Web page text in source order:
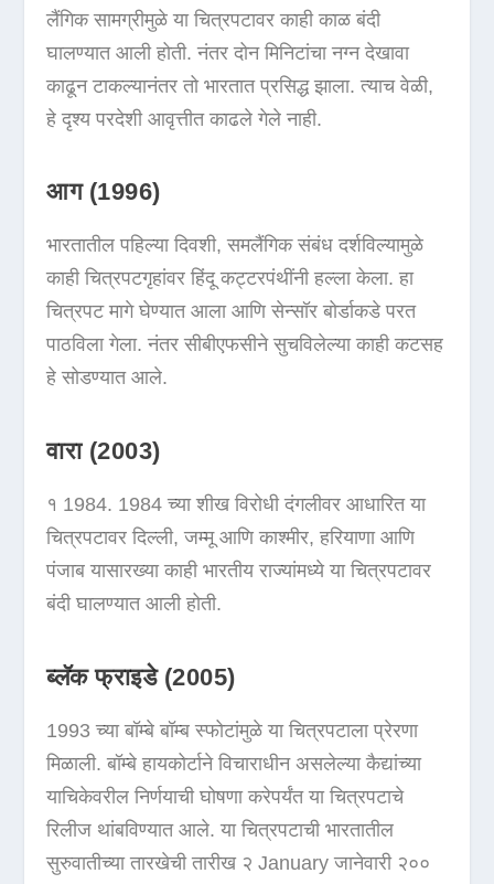
लैंगिक सामग्रीमुळे या चित्रपटावर काही काळ बंदी
घालण्यात आली होती. नंतर दोन मिनिटांचा नग्न देखावा
काढून टाकल्यानंतर तो भारतात प्रसिद्ध झाला. त्याच वेळी,
हे दृश्य परदेशी आवृत्तीत काढले गेले नाही.
आग (1996)
भारतातील पहिल्या दिवशी, समलैंगिक संबंध दर्शविल्यामुळे
काही चित्रपटगृहांवर हिंदू कट्टरपंथींनी हल्ला केला. हा
चित्रपट मागे घेण्यात आला आणि सेन्सॉर बोर्डाकडे परत
पाठविला गेला. नंतर सीबीएफसीने सुचविलेल्या काही कटसह
हे सोडण्यात आले.
वारा (2003)
१ 1984. 1984 च्या शीख विरोधी दंगलीवर आधारित या
चित्रपटावर दिल्ली, जम्मू आणि काश्मीर, हरियाणा आणि
पंजाब यासारख्या काही भारतीय राज्यांमध्ये या चित्रपटावर
बंदी घालण्यात आली होती.
ब्लॅक फ्राइडे (2005)
1993 च्या बॉम्बे बॉम्ब स्फोटांमुळे या चित्रपटाला प्रेरणा
मिळाली. बॉम्बे हायकोर्टाने विचाराधीन असलेल्या कैद्यांच्या
याचिकेवरील निर्णयाची घोषणा करेपर्यंत या चित्रपटाचे
रिलीज थांबविण्यात आले. या चित्रपटाची भारतातील
सुरुवातीच्या तारखेची तारीख २ January जानेवारी २००